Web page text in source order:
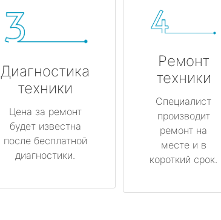
Диагностика
техники
Цена за ремонт
будет известна
после бесплатной
диагностики.
Ремонт
техники
Специалист
производит
ремонт на
месте и в
короткий срок.